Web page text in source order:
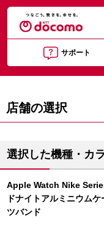
サポート
店舗の選択
選択した機種・カ
Apple Watch Nike
ドナイトアルミニウム
ツバンド